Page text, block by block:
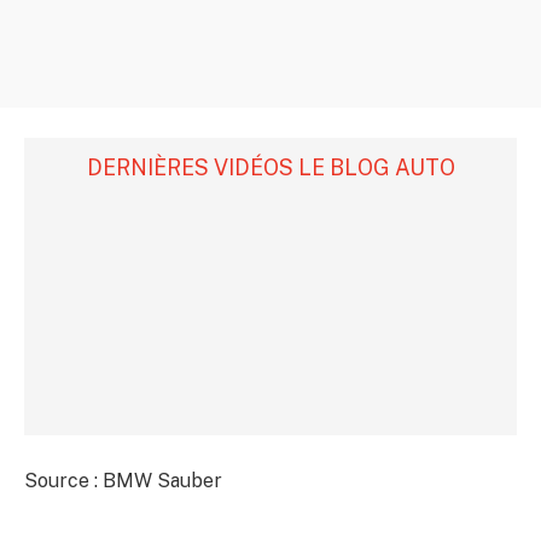
DERNIÈRES VIDÉOS LE BLOG AUTO
Source : BMW Sauber